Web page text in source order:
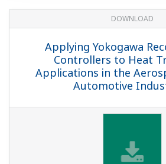
DOWNLOAD
Applying Yokogawa
Controllers to Heat
Applications in the
Automotive